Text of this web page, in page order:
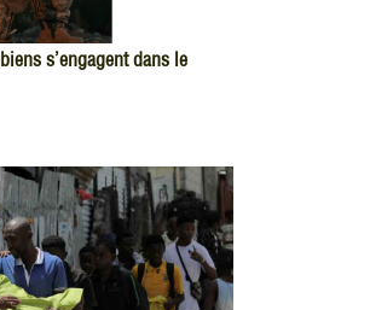
s’engagent dans le